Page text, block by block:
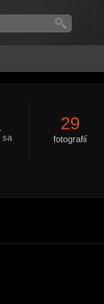
sa
29
fotografií